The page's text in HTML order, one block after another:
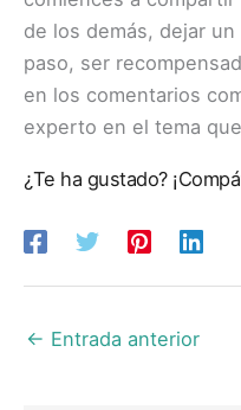
de los demás, dejar
paso, ser
en los comentarios
experto en el tema
¿Te ha gustado?
← Entrada anterior